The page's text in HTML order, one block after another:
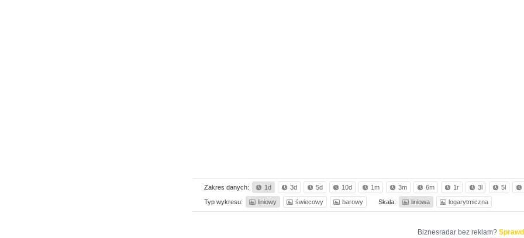
Zakres danych: 1d 3d 5d 10d 1m 3m 6m 1r 3l 5l
Typ wykresu: liniowy świecowy barowy Skala: liniowa logarytmiczna
Biznesradar bez reklam?